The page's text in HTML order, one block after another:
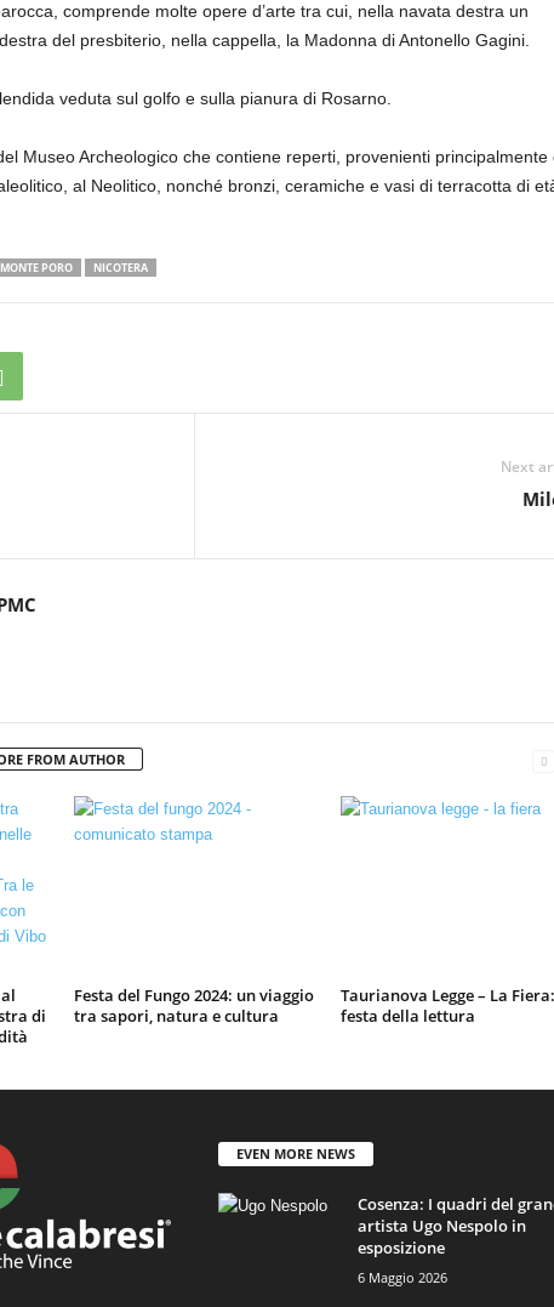
comprende molte opere d’arte tra cui, nella navata destra un
del presbiterio, nella cappella, la Madonna di Antonello Gagini.
veduta sul golfo e sulla pianura di Rosarno.
Museo Archeologico che contiene reperti, provenienti principalmente
al Neolitico, nonché bronzi, ceramiche e vasi di terracotta di
MONTE PORO NICOTERA
Next
FROM AUTHOR
di
Festa del Fungo 2024: un viaggio
tra sapori, natura e cultura
Taurianova Legge – La
festa della lettura
EVEN MORE NEWS
Cosenza: I quadri del
artista Ugo Nespolo in
esposizione
6 Maggio 2026